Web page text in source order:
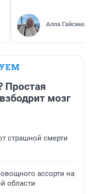
Алла Гайсина
Простая
мозг
страшной смерти
ассорти на
области